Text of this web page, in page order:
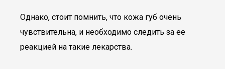
Однако, стоит помнить, что кожа губ очень
чувствительна, и необходимо следить за ее
реакцией на такие лекарства.